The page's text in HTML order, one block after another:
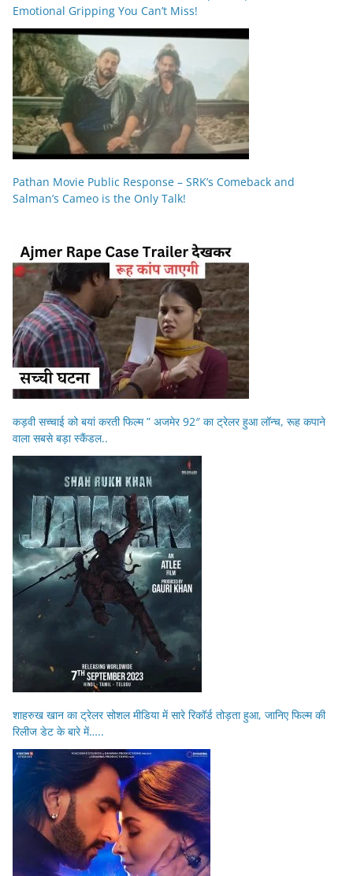
Emotional Gripping You Can’t Miss!
Pathan Movie Public Response – SRK’s Comeback and
Salman’s Cameo is the Only Talk!
कड़वी सच्चाई को बयां करती फिल्म ” अजमेर 92″ का ट्रेलर हुआ लॉन्च, रूह कपाने
वाला सबसे बड़ा स्कैंडल..
शाहरुख खान का ट्रेलर सोशल मीडिया में सारे रिकॉर्ड तोड़ता हुआ, जानिए फिल्म की
रिलीज डेट के बारे में…..